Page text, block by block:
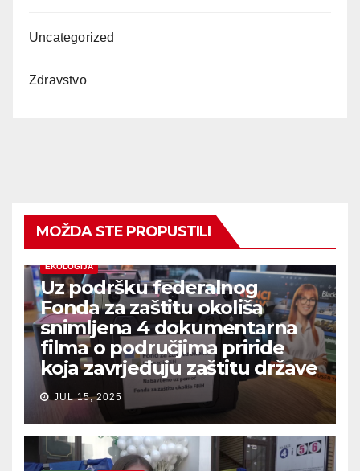
Uncategorized
Zdravstvo
MOŽDA STE PROPUSTILI
EKOLOGIJA
Uz podršku federalnog
Fonda za zaštitu okoliša
snimljena 4 dokumentarna
filma o područjima priride
koja zavrjeđuju zaštitu države
JUL 15, 2025